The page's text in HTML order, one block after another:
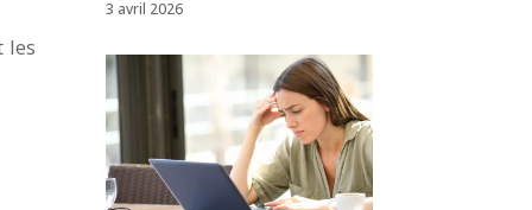
les
3 avril 2026